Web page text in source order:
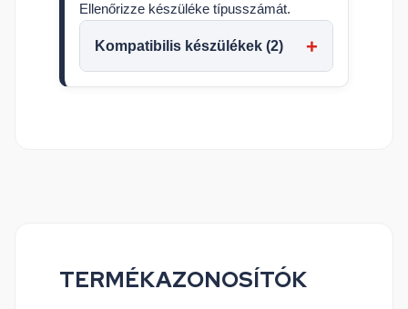
Ellenőrizze készüléke típusszámát.
Kompatibilis készülékek (2)
TERMÉKAZONOSÍTÓK